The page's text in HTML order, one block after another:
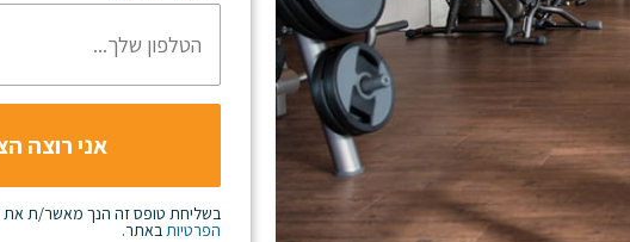
בשליחת טופס זה הנך מאשר/ת את
הפרטיותבאתר.